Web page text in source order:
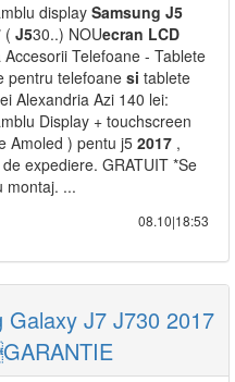
display Samsung J5
( J530..) NOUecran LCD
Accesorii Telefoane - Tablete
pentru telefoane si tablete
Alexandria Azi 140 lei:
Display + touchscreen
Amoled ) pentu j5 2017 ,
expediere. GRATUIT *Se
montaj. ...
08.10|18:53
Galaxy J7 J730 2017